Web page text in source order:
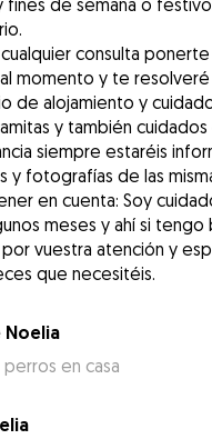
fines de semana o
consulta
momento y te resolveré
de alojamiento y
y también cuidados
siempre estaréis
y fotografías de las
en cuenta: Soy
meses y ahí si tengo
por vuestra atención y
que necesitéis.
Noelia
en casa